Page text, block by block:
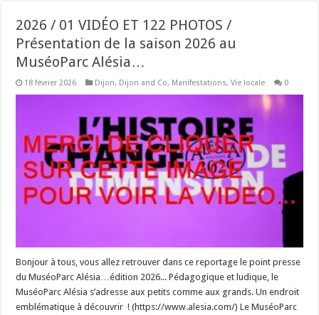
2026 / 01 VIDÉO ET 122 PHOTOS /
Présentation de la saison 2026 au
MuséoParc Alésia…
18 février 2026 Dijon, Dijon and Co, Manifestations,Vie locale 0
Bonjour à tous, vous allez retrouver dans ce reportage le point presse
du MuséoParc Alésia…édition 2026... Pédagogique et ludique, le
MuséoParc Alésia s’adresse aux petits comme aux grands. Un endroit
emblématique à découvrir ! (https://www.alesia.com/) Le MuséoParc